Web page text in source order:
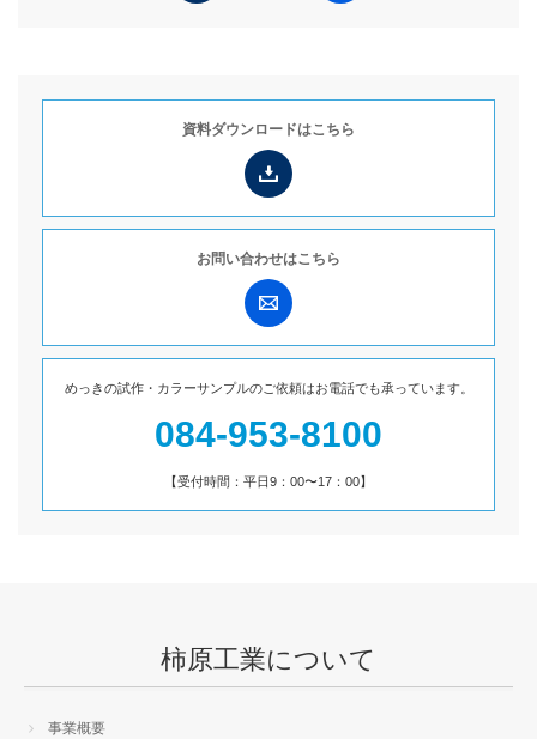
資料ダウンロードはこちら
お問い合わせはこちら
めっきの試作・カラーサンプルのご依頼はお電話でも承っています。
084-953-8100
【受付時間：平日9：00〜17：00】
柿原工業について
事業概要